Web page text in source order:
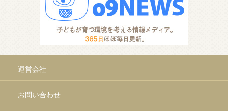
運営会社
お問い合わせ